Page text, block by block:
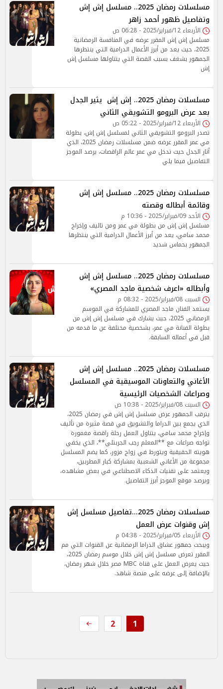
مسلسلات رمضان 2025.. مسلسل إش إش
وتفاصيل ظهور أحمد زاهر
الأربعاء 12/فبراير/2025 - 06:28 ص
مسلسل إش إش المقرر عرضه في المنافسة الرمضانية
2025، حيث يعد من أبرز الأعمال الدرامية التي ينتظرها
الجمهور بشغف بسبب القصة التي يتناولها مسلسل إش
إش
مسلسلات رمضان 2025.. إش إش يثير الجدل
بعد عرض البرومو التشويقي الثاني
الأربعاء 12/فبراير/2025 - 05:22 ص
تصدر البرومو التشويقي الثاني لمسلسل إش إش، بطولة
مي عمر المقرر عرضه ضمن مسلسلات رمضان 2025، الذي
أثار الجدل حيث تدخل مي عمر عالم الراقصات، يرصد الموجز
التفاصيل فيما يلي
مسلسلات رمضان 2025.. مسلسل إش إش
وقائمة أبطاله وقصته
الأحد 09/فبراير/2025 - 10:36 م
مسلسل إش إش من بطولة مي عمر ومن تاليف وإخراج
محمد سامي، يعد من أبرز الأعمال الدرامية التي ينتظرها
الجمهور بحماس شديد
مسلسلات رمضان 2025.. مسلسل إش إش
وأبطاله «اعرف شخصية ماجد المصري»
السبت 08/فبراير/2025 - 08:32 م
يستعد الفنان ماجد المصري للمشاركة في الموسم
الرمضاني 2025، حيث يشارك في مسلسل إش إش من
بطولة الفنانة مي عمر، بشخصية مختلفة عن ما قدمه من
قبل في أعماله السابقة.
مسلسلات رمضان 2025.. مسلسل إش إش
الأغاني والتعاونات الموسيقية في المسلسل
وصراعات الشخصيات الرئيسية
السبت 08/فبراير/2025 - 10:38 ص
يترقب الجمهور عرض مسلسل إش إش في رمضان 2025،
الذي يجمع بين الدراما والتشويق في قصة مثيرة من تأليف
وإخراج محمد سامي، يتناول العمل رحلة راقصة مغمورة
تواجه صراعات مع **المعلم رجب الجربتلي**، الذي يخفي
هويته الحقيقية ويتورط في زواج مزور، كما يضم المسلسل
مجموعة من الأغاني الشعبية بمشاركة كبار المطربين،
ويعتمد على تقنيات الذكاء الاصطناعي في بعض مشاهده،
ويرصد موقع الموجز أبرز التفاصيل.
مسلسلات رمضان 2025...تفاصيل مسلسل إش
إش وقنوات عرض العمل
الأربعاء 05/فبراير/2025 - 04:38 م
ويبحث جمهور عشاق الدراما الرمضانية عن القنوات التي مم
المقرر تعرض مسلسل إش إش خلال موسم رمضان 2025،
حيث يعرض العمل على قناة MBC مصر خلال شهر رمضان،
بالإضافة إلى عرضه على منصة شاهد.
1
2